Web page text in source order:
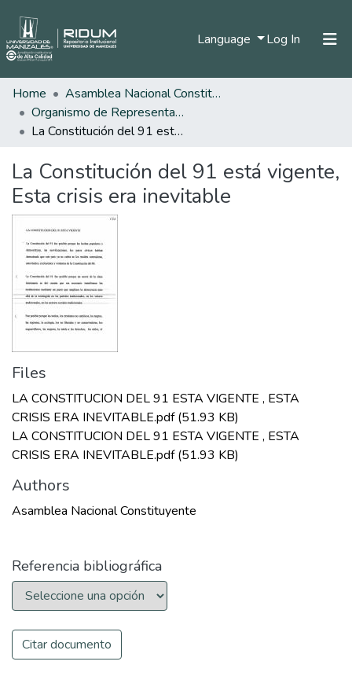
Language Log In (current)
Statistics
Home
Asamblea Nacional Constituyente
Organismo de Representantes Constituyente
La Constitución del 91 está vigente, Esta crisis era inevitable
La Constitución del 91 está vigente,
Esta crisis era inevitable
Files
LA CONSTITUCION DEL 91 ESTA VIGENTE , ESTA
CRISIS ERA INEVITABLE.pdf(51.93 KB)
LA CONSTITUCION DEL 91 ESTA VIGENTE , ESTA
CRISIS ERA INEVITABLE.pdf(51.93 KB)
Authors
Asamblea Nacional Constituyente
Referencia bibliográfica
Citar documento